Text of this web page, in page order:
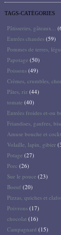
TAGS-CATÉGORIES
Pâtisseries, gâteaux...
Entrées chaudes (59)
Pommes de terres,
Papotage (50)
Poissons (49)
Crèmes, crumbles,
Pâtes, riz (44)
tomate (40)
Entrées froides et-ou
Friandises, gaufres,
Amuse bouche et
Volaille, lapin, gibier
Potage (27)
Porc (26)
Sur le pouce (23)
Boeuf (20)
Pizzas, quiches et
Poivrons (17)
chocolat (16)
Campagnard (15)